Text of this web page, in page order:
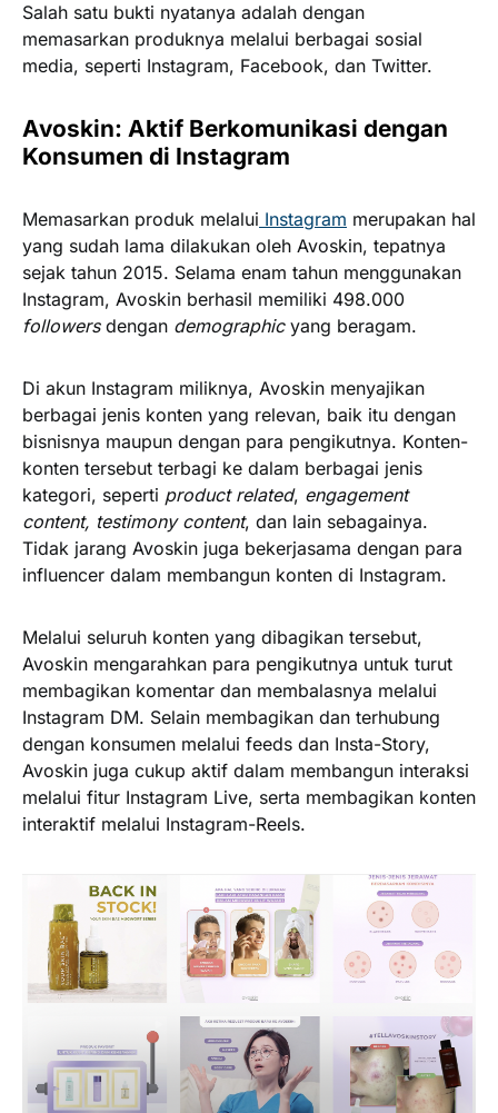
Salah satu bukti nyatanya adalah dengan
memasarkan produknya melalui berbagai sosial
media, seperti Instagram, Facebook, dan Twitter.
Avoskin: Aktif Berkomunikasi dengan
Konsumen di Instagram
Memasarkan produk melalui Instagram merupakan hal
yang sudah lama dilakukan oleh Avoskin, tepatnya
sejak tahun 2015. Selama enam tahun menggunakan
Instagram, Avoskin berhasil memiliki 498.000
followersdengan demographicyang beragam.
Di akun Instagram miliknya, Avoskin menyajikan
berbagai jenis konten yang relevan, baik itu dengan
bisnisnya maupun dengan para pengikutnya. Konten-
konten tersebut terbagi ke dalam berbagai jenis
kategori, seperti product related, engagement
content, testimony content, dan lain sebagainya.
Tidak jarang Avoskin juga bekerjasama dengan para
influencer dalam membangun konten di Instagram.
Melalui seluruh konten yang dibagikan tersebut,
Avoskin mengarahkan para pengikutnya untuk turut
membagikan komentar dan membalasnya melalui
Instagram DM. Selain membagikan dan terhubung
dengan konsumen melalui feeds dan Insta-Story,
Avoskin juga cukup aktif dalam membangun interaksi
melalui fitur Instagram Live, serta membagikan konten
interaktif melalui Instagram-Reels.